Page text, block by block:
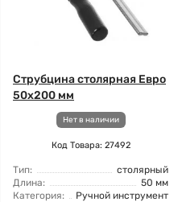
Струбцина столярная Евро
50x200 мм
Нет в наличии
Код Товара: 27492
Тип:
столярный
Длина:
50 мм
Категория:
Ручной инструмент